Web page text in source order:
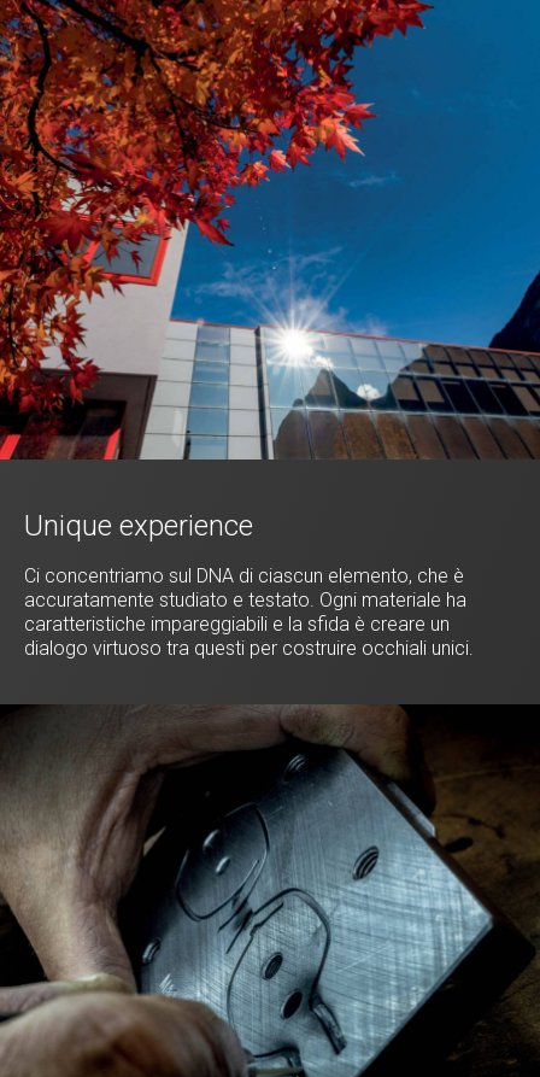
Unique experience
Ci concentriamo sul DNA di ciascun elemento, che è
accuratamente studiato e testato. Ogni materiale ha
caratteristiche impareggiabili e la sfida è creare un
dialogo virtuoso tra questi per costruire occhiali unici.